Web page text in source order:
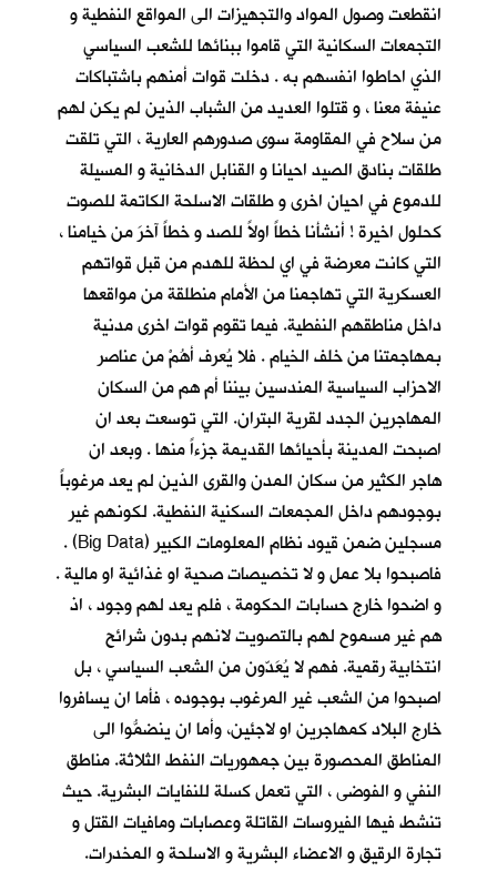
انقطعت وصول المواد والتجهيزات الى المواقع النفطية و
التجمعات السكانية التي قاموا ببنائها للشعب السياسي
الذي احاطوا انفسهم به . دخلت قوات أمنهم باشتباكات
عنيفة معنا ، و قتلوا العديد من الشباب الذين لم يكن لهم
من سلاح في المقاومة سوى صدورهم العارية ، التي تلقت
طلقات بنادق الصيد احيانا و القنابل الدخانية و المسيلة
للدموع في احيان اخرى و طلقات الاسلحة الكاتمة للصوت
كحلول اخيرة ! أنشأنا خطاً اولاً للصد و خطاً آخرَ من خيامنا ،
التي كانت معرضة في اي لحظة للهدم من قبل قواتهم
العسكرية التي تهاجمنا من الأمام منطلقة من مواقعها
داخل مناطقهم النفطية. فيما تقوم قوات اخرى مدنية
بمهاجمتنا من خلف الخيام . فلا يُعرف أهُمْ من عناصر
الاحزاب السياسية المندسين بيننا أم هم من السكان
المهاجرين الجدد لقرية البتران. التي توسعت بعد ان
اصبحت المدينة بأحيائها القديمة جزءاً منها . وبعد ان
هاجر الكثير من سكان المدن والقرى الذين لم يعد مرغوباً
بوجودهم داخل المجمعات السكنية النفطية. لكونهم غير
مسجلين ضمن قيود نظام المعلومات الكبير (Big Data) .
فاصبحوا بلا عمل و لا تخصيصات صحية او غذائية او مالية .
و اضحوا خارج حسابات الحكومة ، فلم يعد لهم وجود ، اذ
هم غير مسموح لهم بالتصويت لانهم بدون شرائح
انتخابية رقمية. فهم لا يُعَدّون من الشعب السياسي ، بل
اصبحوا من الشعب غير المرغوب بوجوده ، فأما ان يسافروا
خارج البلاد كمهاجرين او لاجئين، وأما ان ينضمُّوا الى
المناطق المحصورة بين جمهوريات النفط الثلاثة. مناطق
النفي و الفوضى ، التي تعمل كسلة للنفايات البشرية. حيث
تنشط فيها الفيروسات القاتلة وعصابات ومافيات القتل و
تجارة الرقيق و الاعضاء البشرية و الاسلحة و المخدرات.